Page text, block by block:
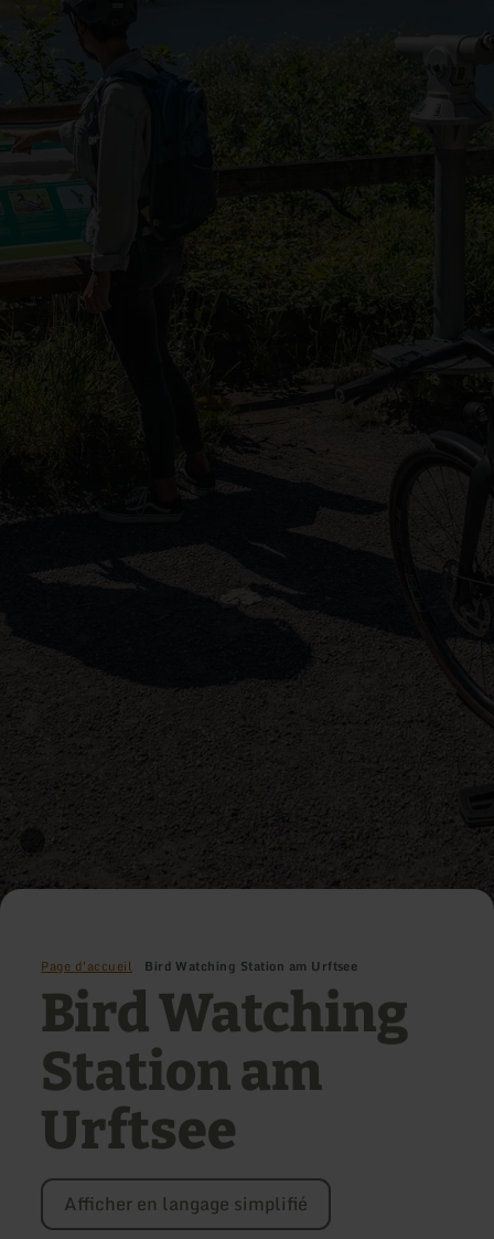
Page d'accueil Bird Watching Station am Urftsee
Bird Watching
Station am
Urftsee
Afficher en langage simplifié